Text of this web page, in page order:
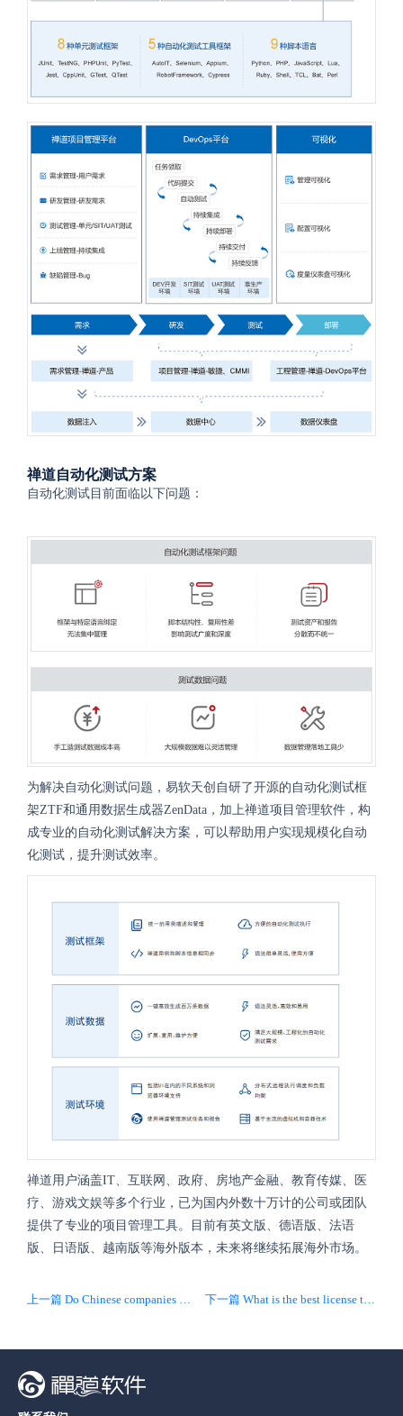
禅道自动化测试方案
自动化测试目前面临以下问题：
为解决自动化测试问题，易软天创自研了开源的自动化测试框
架ZTF和通用数据生成器ZenData，加上禅道项目管理软件，构
成专业的自动化测试解决方案，可以帮助用户实现规模化自动
化测试，提升测试效率。
禅道用户涵盖IT、互联网、政府、房地产金融、教育传媒、医
疗、游戏文娱等多个行业，已为国内外数十万计的公司或团队
提供了专业的项目管理工具。目前有英文版、德语版、法语
版、日语版、越南版等海外版本，未来将继续拓展海外市场。
下一篇 What is the best license to apply on an open-source project that I intend to sell commercially as well?